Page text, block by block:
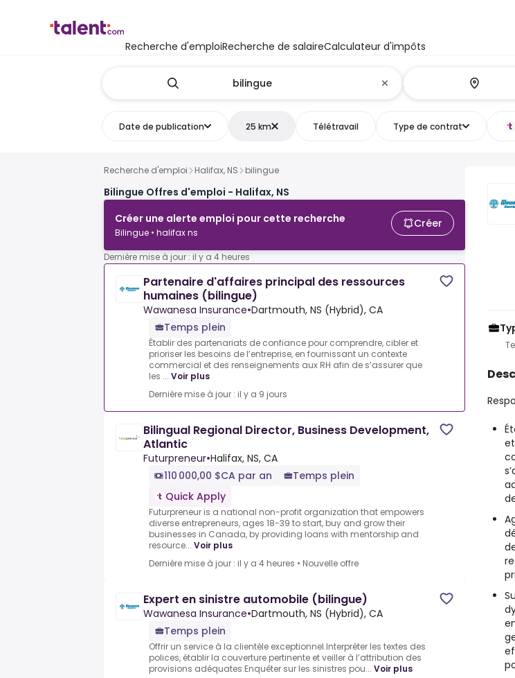
Recherche d'emploiRecherche de salaireCalculateur d'impôts
Date de publication 25 km Télétravail Type de contrat
Recherche d'emploi Halifax, NS bilingue
Bilingue Offres d'emploi - Halifax, NS
Créer une alerte emploi pour cette recherche
Bilingue • halifax ns
Créer
Dernière mise à jour : il y a 4 heures
Partenaire d'affaires principal des ressources
humaines (bilingue)
Wawanesa Insurance•Dartmouth, NS (Hybrid), CA
Temps plein
Établir des partenariats de confiance pour comprendre, cibler et
prioriser les besoins de l’entreprise, en fournissant un contexte
commercial et des renseignements aux RH afin de s’assurer que
les ... Voir plus
Dernière mise à jour : il y a 9 jours
Bilingual Regional Director, Business Development,
Atlantic
Futurpreneur•Halifax, NS, CA
110 000,00 $CA par an
Temps plein
Quick Apply
Futurpreneur is a national non-profit organization that empowers
diverse entrepreneurs, ages 18-39 to start, buy and grow their
businesses in Canada, by providing loans with mentorship and
resource... Voir plus
Dernière mise à jour : il y a 4 heures • Nouvelle offre
Expert en sinistre automobile (bilingue)
Wawanesa Insurance•Dartmouth, NS (Hybrid), CA
Temps plein
Offrir un service à la clientèle exceptionnel.Interpréter les textes des
polices, établir la couverture pertinente et veiller à l’attribution des
provisions adéquates.Enquêter sur les sinistres pou... Voir plus